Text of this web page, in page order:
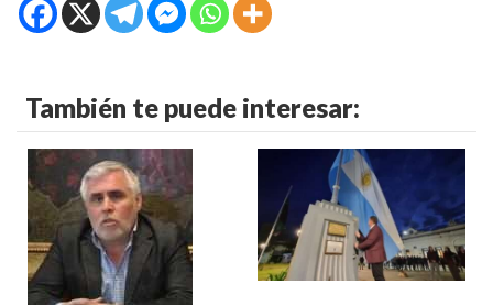
También te puede interesar: